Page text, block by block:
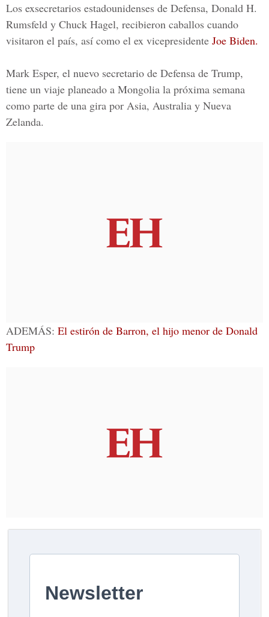
Los exsecretarios estadounidenses de Defensa, Donald H.
Rumsfeld y Chuck Hagel, recibieron caballos cuando
visitaron el país, así como el ex vicepresidente Joe Biden.
Mark Esper, el nuevo secretario de Defensa de Trump,
tiene un viaje planeado a Mongolia la próxima semana
como parte de una gira por Asia, Australia y Nueva
Zelanda.
ADEMÁS: El estirón de Barron, el hijo menor de Donald
Trump